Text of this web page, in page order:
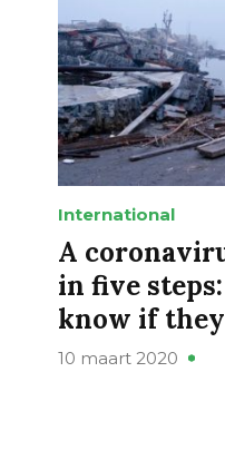
International
A
in five
know if
10 maart 2020